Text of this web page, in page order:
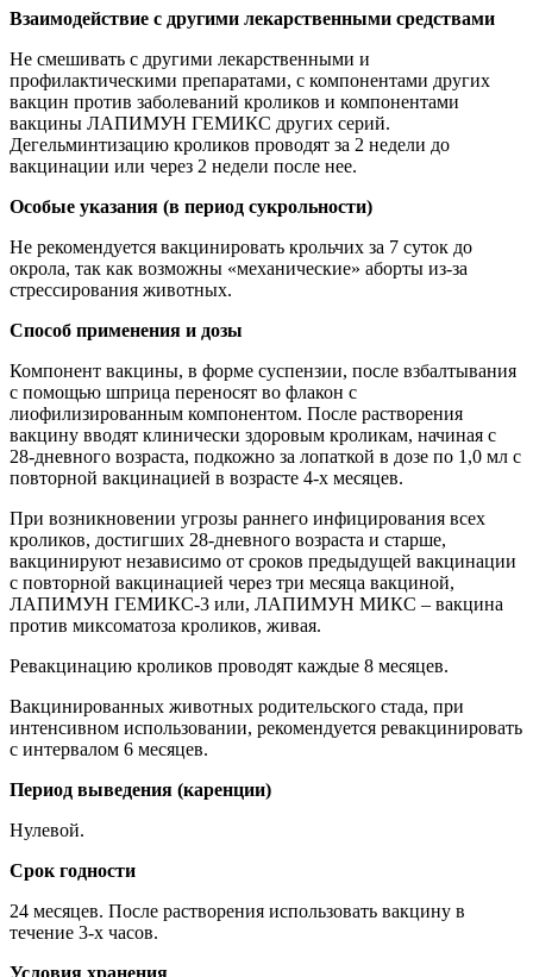
Взаимодействие с другими лекарственными средствами
Не смешивать с другими лекарственными и
профилактическими препаратами, с компонентами других
вакцин против заболеваний кроликов и компонентами
вакцины ЛАПИМУН ГЕМИКС других серий.
Дегельминтизацию кроликов проводят за 2 недели до
вакцинации или через 2 недели после нее.
Особые указания (в период сукрольности)
Не рекомендуется вакцинировать крольчих за 7 суток до
окрола, так как возможны «механические» аборты из-за
стрессирования животных.
Способ применения и дозы
Компонент вакцины, в форме суспензии, после взбалтывания
с помощью шприца переносят во флакон с
лиофилизированным компонентом. После растворения
вакцину вводят клинически здоровым кроликам, начиная с
28-дневного возраста, подкожно за лопаткой в дозе по 1,0 мл с
повторной вакцинацией в возрасте 4-х месяцев.
При возникновении угрозы раннего инфицирования всех
кроликов, достигших 28-дневного возраста и старше,
вакцинируют независимо от сроков предыдущей вакцинации
с повторной вакцинацией через три месяца вакциной,
ЛАПИМУН ГЕМИКС-3 или, ЛАПИМУН МИКС – вакцина
против миксоматоза кроликов, живая.
Ревакцинацию кроликов проводят каждые 8 месяцев.
Вакцинированных животных родительского стада, при
интенсивном использовании, рекомендуется ревакцинировать
с интервалом 6 месяцев.
Период выведения (каренции)
Нулевой.
Срок годности
24 месяцев. После растворения использовать вакцину в
течение 3-х часов.
Условия хранения